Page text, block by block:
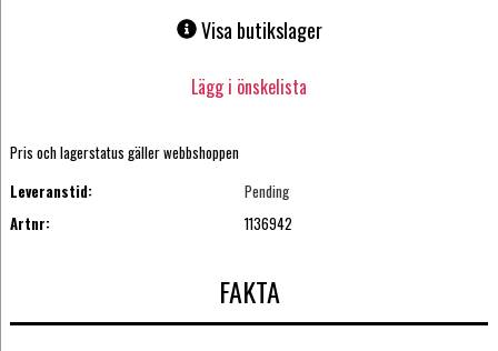
Visa butikslager
Lägg i önskelista
Pris och lagerstatus gäller webbshoppen
Leveranstid:
Pending
Artnr:
1136942
FAKTA